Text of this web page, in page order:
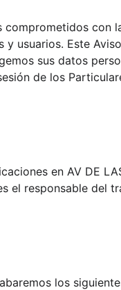
comprometidos con
usuarios. Este
sus datos
de los
en AV DE
el responsable del
los